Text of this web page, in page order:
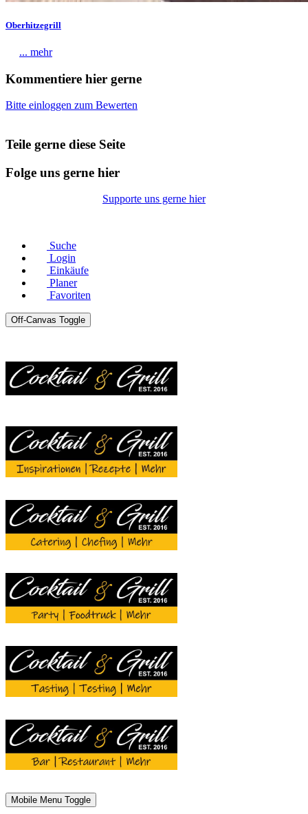
Oberhitzegrill
... mehr
Kommentiere hier gerne
Bitte einloggen zum Bewerten
Teile gerne diese Seite
Folge uns gerne hier
Supporte uns gerne hier
Suche
Login
Einkäufe
Planer
Favoriten
Off-Canvas Toggle
Mobile Menu Toggle